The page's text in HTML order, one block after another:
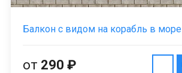
Балкон с видом на корабль в море
от 290 ₽